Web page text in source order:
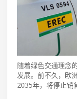
随着绿色交通理念
发展。前不久，欧
2035年，将停止销